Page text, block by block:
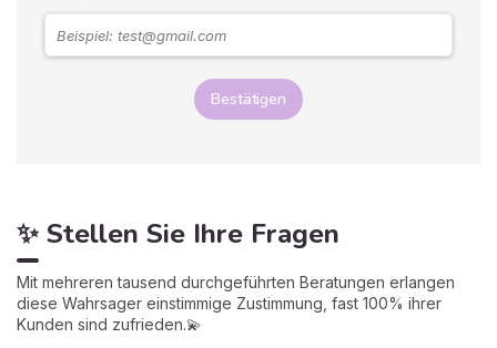
Bestätigen
✨ Stellen Sie Ihre Fragen
Mit mehreren tausend durchgeführten Beratungen erlangen
diese Wahrsager einstimmige Zustimmung, fast 100% ihrer
Kunden sind zufrieden.💫